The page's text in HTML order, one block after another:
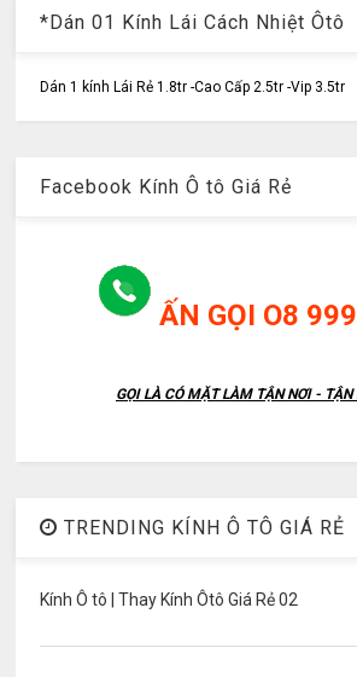
*Dán 01 Kính Lái Cách Nhiệt Ôtô
Dán 1 kính Lái Rẻ 1.8tr -Cao Cấp 2.5tr -Vip 3.5tr
Facebook Kính Ô tô Giá Rẻ
ẤN GỌI O8
GỌI LÀ CÓ MẶT LÀM TẬN NƠI - TẬN
TRENDING KÍNH Ô TÔ GIÁ RẺ
Kính Ô tô | Thay Kính Ôtô Giá Rẻ 02